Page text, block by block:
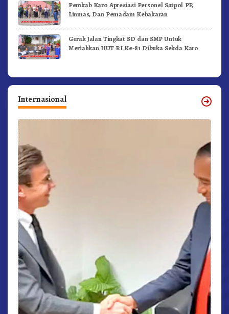
Pemkab Karo Apresiasi Personel Satpol PP,
Linmas, Dan Pemadam Kebakaran
Gerak Jalan Tingkat SD dan SMP Untuk
Meriahkan HUT RI Ke-81 Dibuka Sekda Karo
Internasional